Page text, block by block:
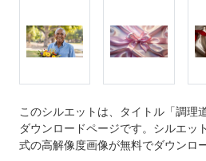
このシルエットは、タイトル「調理
ダウンロードページです。シルエッ
式の高解像度画像が無料でダウンロ